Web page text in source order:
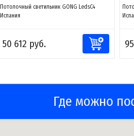
Потолочный светильник GONG LedsC4
Испания
50 612 руб.
Где можно